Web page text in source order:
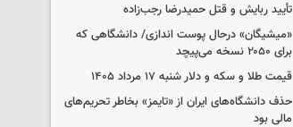
تأیید ربایش و قتل حمیدرضا رجب‌زاده
«میشیگان» درحال پوست اندازی/ دانشگاهی که
برای ۲۰۵۰ نسخه می‌پیچد
قیمت طلا و سکه و دلار شنبه ۱۷ مرداد ۱۴۰۵
حذف دانشگاه‌های ایران از «تایمز» بخاطر تحریم‌های
مالی بود